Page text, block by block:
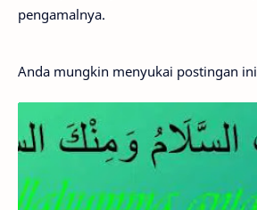
pengamalnya.
Anda mungkin menyukai postingan ini